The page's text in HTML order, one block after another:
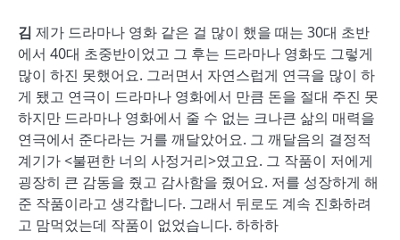
김 제가 드라마나 영화 같은 걸 많이 했을 때는 30대 초반
에서 40대 초중반이었고 그 후는 드라마나 영화도 그렇게
많이 하진 못했어요. 그러면서 자연스럽게 연극을 많이 하
게 됐고 연극이 드라마나 영화에서 만큼 돈을 절대 주진 못
하지만 드라마나 영화에서 줄 수 없는 크나큰 삶의 매력을
연극에서 준다라는 거를 깨달았어요. 그 깨달음의 결정적
계기가 <불편한 너의 사정거리>였고요. 그 작품이 저에게
굉장히 큰 감동을 줬고 감사함을 줬어요. 저를 성장하게 해
준 작품이라고 생각합니다. 그래서 뒤로도 계속 진화하려
고 맘먹었는데 작품이 없었습니다. 하하하